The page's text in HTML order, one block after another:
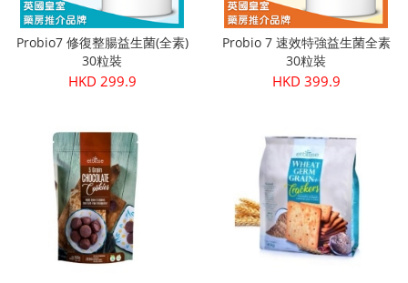
Probio7 修復整腸益生菌(全素)
30粒裝
HKD 299.9
Probio 7 速效特強益生菌全素
30粒裝
HKD 399.9